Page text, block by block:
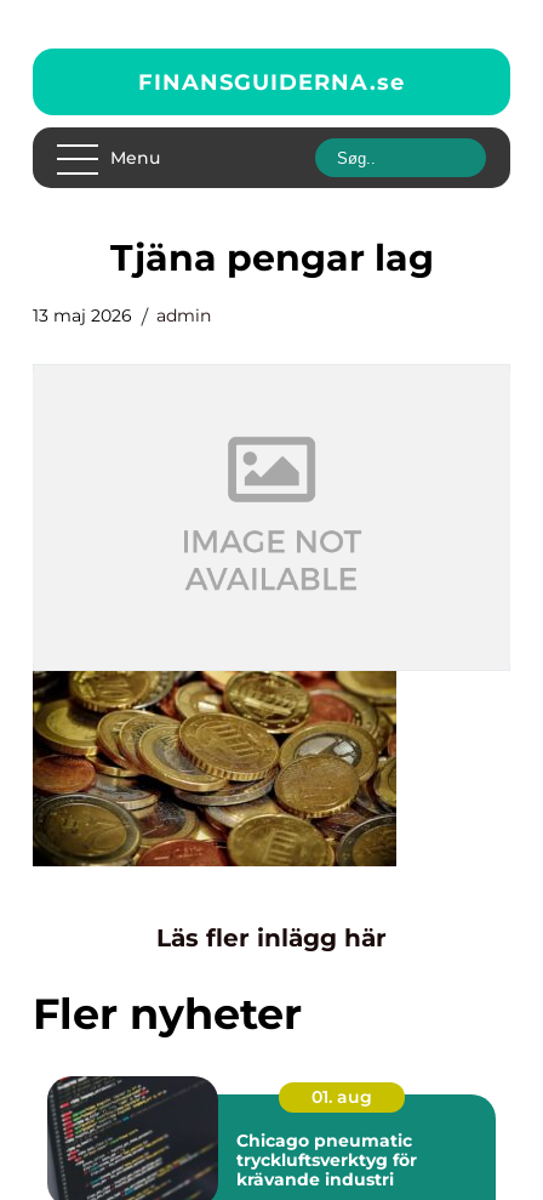
FINANSGUIDERNA.se
Menu
tjäna pengar lag
13 maj 2026 admin
Läs fler inlägg här
Fler nyheter
01. aug
Chicago pneumatic
tryckluftsverktyg för
krävande industri